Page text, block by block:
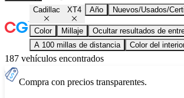
Cadillac XT4 Año Nuevos/Usados/
Color Millaje
Ocultar resultados de
A 100 millas de distancia
Color del
187 vehículos encontrados
Compra con precios transparentes.